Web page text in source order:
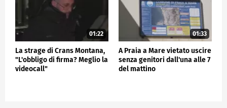
01:22
La strage di Crans Montana,
"L'obbligo di firma? Meglio la
videocall"
01:33
A Praia a Mare vietato uscire
senza genitori dall'una alle 7
del mattino